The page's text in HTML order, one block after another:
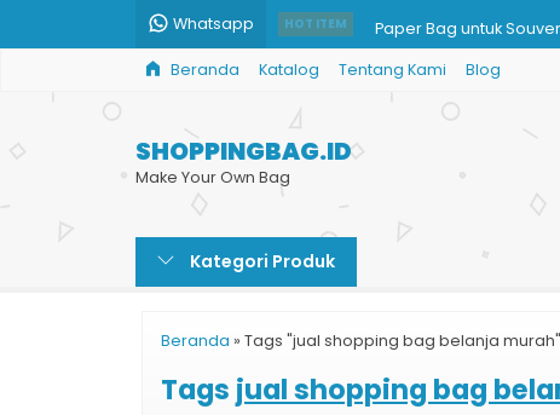
Whatsapp HOT ITEM Paper Bag untuk
Paper Bag Kecantikan
Custom Goodie Bag
Toko Paper Bag Murah
Harga Paper Bag Murah
Beranda Katalog Tentang Kami Blog
SHOPPINGBAG.ID
Make Your Own Bag
Kategori Produk
Beranda » Tags "jual shopping bag belanja murah"
Tags jual shopping bag